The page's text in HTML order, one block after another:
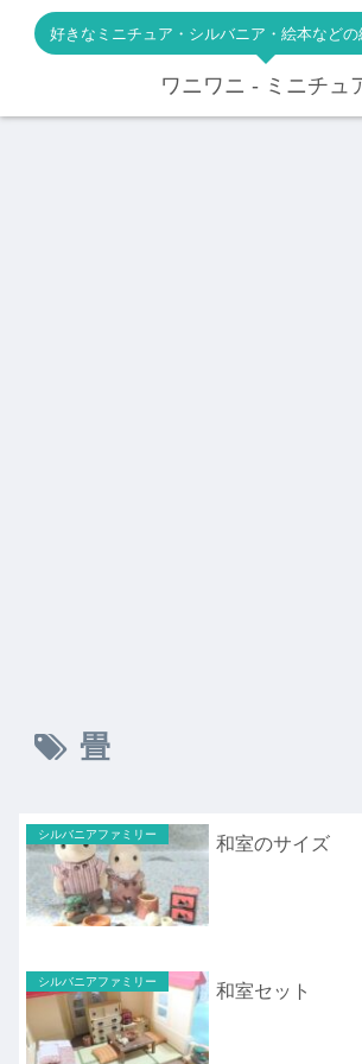
好きなミニチュア・シルバニア・絵本などの
ワニワニ - ミニチュ
畳
シルバニアファミリー 和室のサイズ
シルバニアファミリー 和室セット